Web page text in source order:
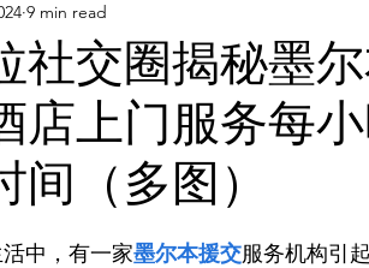
Tutorials
灵感库 教程 AI 工具 AI 新闻
社交圈揭秘墨
店上门服务每
（多图）
9 min read
中，有一家墨尔本援交服务机构引